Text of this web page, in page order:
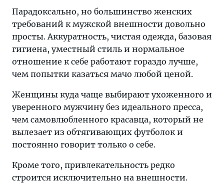
Парадоксально, но большинство женских
требований к мужской внешности довольно
просты. Аккуратность, чистая одежда, базовая
гигиена, уместный стиль и нормальное
отношение к себе работают гораздо лучше,
чем попытки казаться мачо любой ценой.
Женщины куда чаще выбирают ухоженного и
уверенного мужчину без идеального пресса,
чем самовлюбленного красавца, который не
вылезает из обтягивающих футболок и
постоянно говорит только о себе.
Кроме того, привлекательность редко
строится исключительно на внешности.